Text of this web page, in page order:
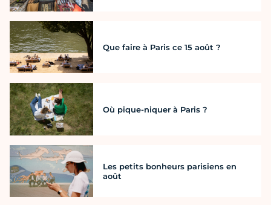
Que faire à Paris ce 15 août ?
Où pique-niquer à Paris ?
Les petits bonheurs parisiens en
août